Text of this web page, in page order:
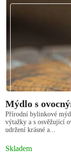
Mýdlo s
Přírodní bylinkové
výtažky a s osvěžující
udržení krásné a...
Skladem